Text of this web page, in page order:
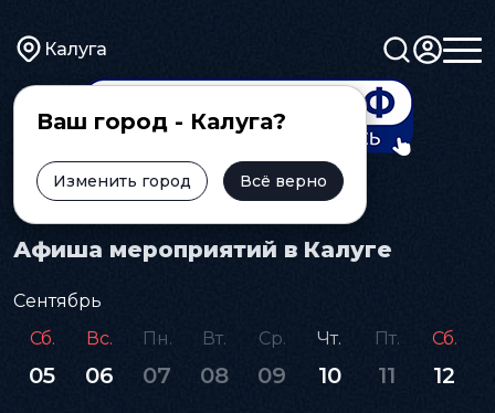
Калуга
Ваш город - Калуга?
Изменить город Всё верно
Главная Афиша
Афиша мероприятий в Калуге
Сентябрь
Сб.
05
Вс.
06
Пн.
07
Вт.
08
Ср.
09
Чт.
10
Пт.
11
Сб.
12